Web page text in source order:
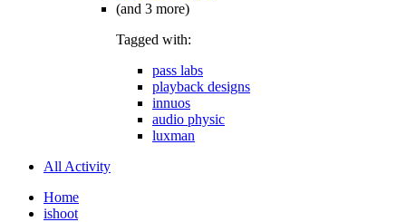
(and 3 more)
Tagged with:
pass labs
playback designs
innuos
audio physic
luxman
All Activity
Home
ishoot